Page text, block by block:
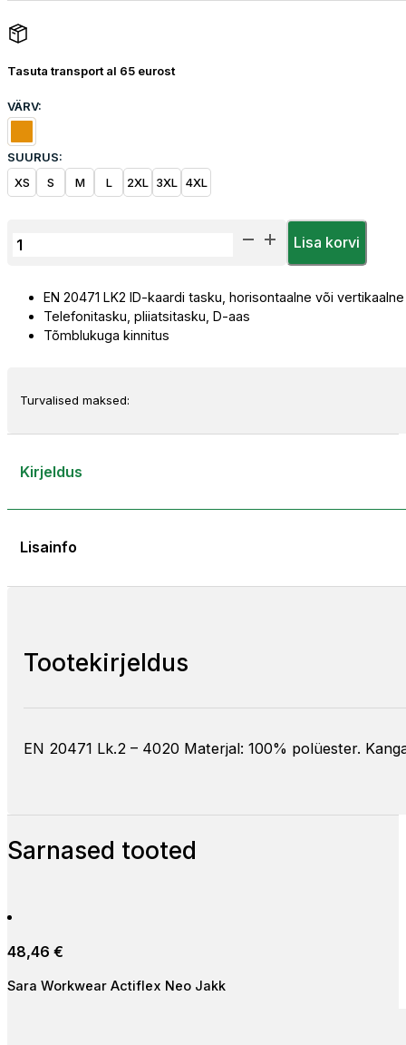
Tasuta transport al 65 eurost
VÄRV:
SUURUS:
XS
S M L 2XL 3XL 4XL
Vest
Vis
Oranž
kogus
Lisa korvi
EN 20471 LK2 ID-kaardi tasku, horisontaalne või vertikaalne
Telefonitasku, pliiatsitasku, D-aas
Tõmblukuga kinnitus
Turvalised maksed:
Kirjeldus
Lisainfo
Tootekirjeldus
EN 20471 Lk.2 – 4020 Materjal: 100% polüester.
Sarnased tooted
48,46 €
Sara Workwear Actiflex Neo Jakk